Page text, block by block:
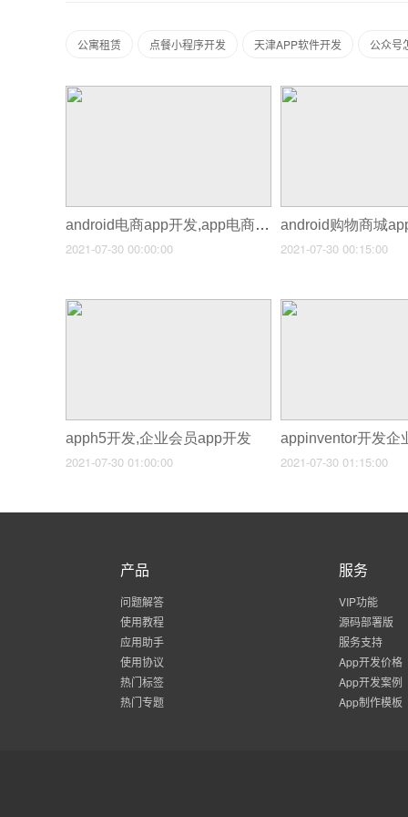
公寓租赁 点餐小程序开发 天津APP软件开发 公众号
android电商app开发,app电商开发价格
2021-07-30 00:00:00 2021-07-30 00:15:00
apph5开发,企业会员app开发
2021-07-30 01:00:00 2021-07-30 01:15:00
产品
问题解答
使用教程
应用助手
使用协议
热门标签
热门专题
服务
VIP功能
源码部署版
服务支持
App开发价格
App开发案例
App制作模板